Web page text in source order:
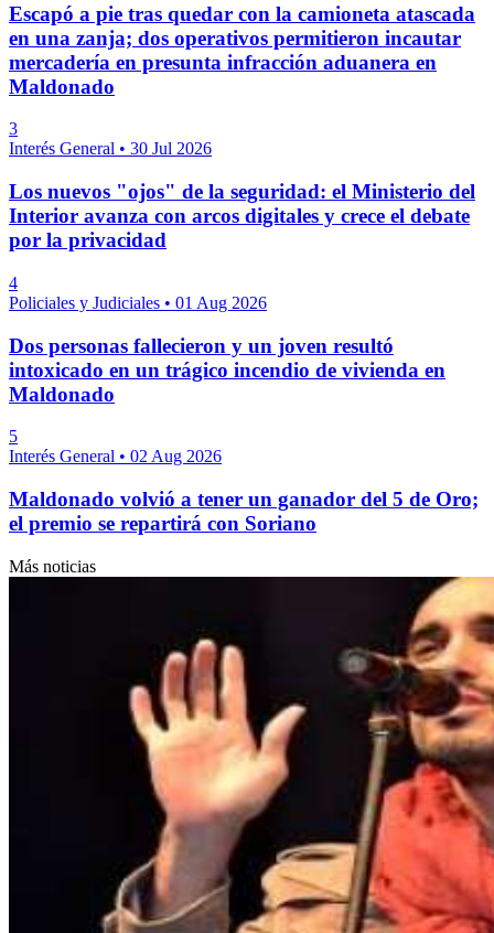
Escapó a pie tras quedar con la camioneta atascada
en una zanja; dos operativos permitieron incautar
mercadería en presunta infracción aduanera en
Maldonado
3
Interés General • 30 Jul 2026
Los nuevos "ojos" de la seguridad: el Ministerio del
Interior avanza con arcos digitales y crece el debate
por la privacidad
4
Policiales y Judiciales • 01 Aug 2026
Dos personas fallecieron y un joven resultó
intoxicado en un trágico incendio de vivienda en
Maldonado
5
Interés General • 02 Aug 2026
Maldonado volvió a tener un ganador del 5 de Oro;
el premio se repartirá con Soriano
Más noticias